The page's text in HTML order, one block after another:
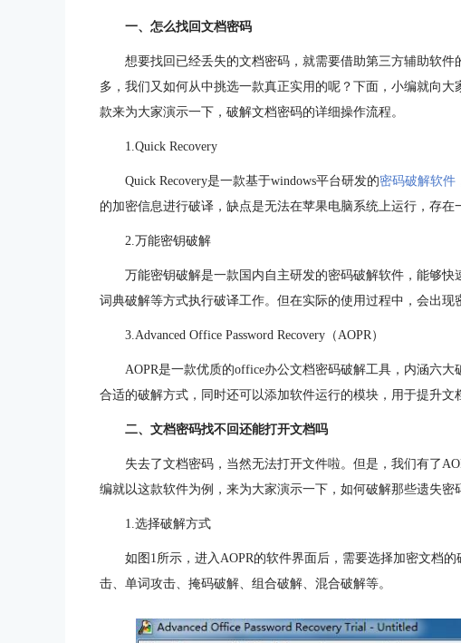
一、怎么找回文档密码
想要找回已经丢失的文档密码，就需要借助第三方辅助软
多，我们又如何从中挑选一款真正实用的呢？下面，小编就向
款来为大家演示一下，破解文档密码的详细操作流程。
1.Quick Recovery
Quick Recovery是一款基于windows平台研发的密码破解软件
的加密信息进行破译，缺点是无法在苹果电脑系统上运行，存在
2.万能密钥破解
万能密钥破解是一款国内自主研发的密码破解软件，能够快
词典破解等方式执行破译工作。但在实际的使用过程中，会出现
3.Advanced Office Password Recovery（AOPR）
AOPR是一款优质的office办公文档密码破解工具，内涵六
合适的破解方式，同时还可以添加软件运行的模块，用于提升文
二、文档密码找不回还能打开文档吗
失去了文档密码，当然无法打开文件啦。但是，我们有了
编就以这款软件为例，来为大家演示一下，如何破解那些遗失密
1.选择破解方式
如图1所示，进入AOPR的软件界面后，需要选择加密文档
击、单词攻击、掩码破解、组合破解、混合破解等。